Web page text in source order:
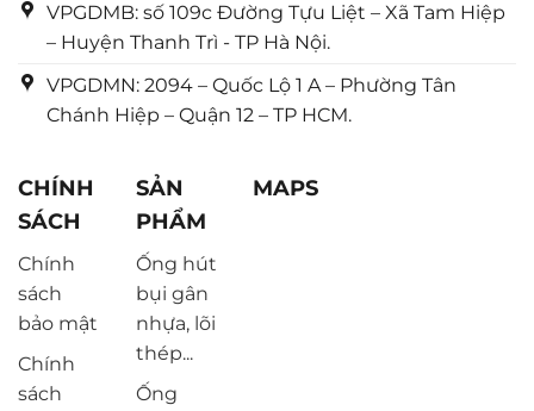
VPGDMB: số 109c Đường Tựu Liệt – Xã Tam Hiệp
– Huyện Thanh Trì - TP Hà Nội.
VPGDMN: 2094 – Quốc Lộ 1 A – Phường Tân
Chánh Hiệp – Quận 12 – TP HCM.
CHÍNH
SÁCH
Chính
sách
bảo mật
Chính
sách
SẢN
PHẨM
Ống hút
bụi gân
nhựa, lõi
thép...
Ống
MAPS